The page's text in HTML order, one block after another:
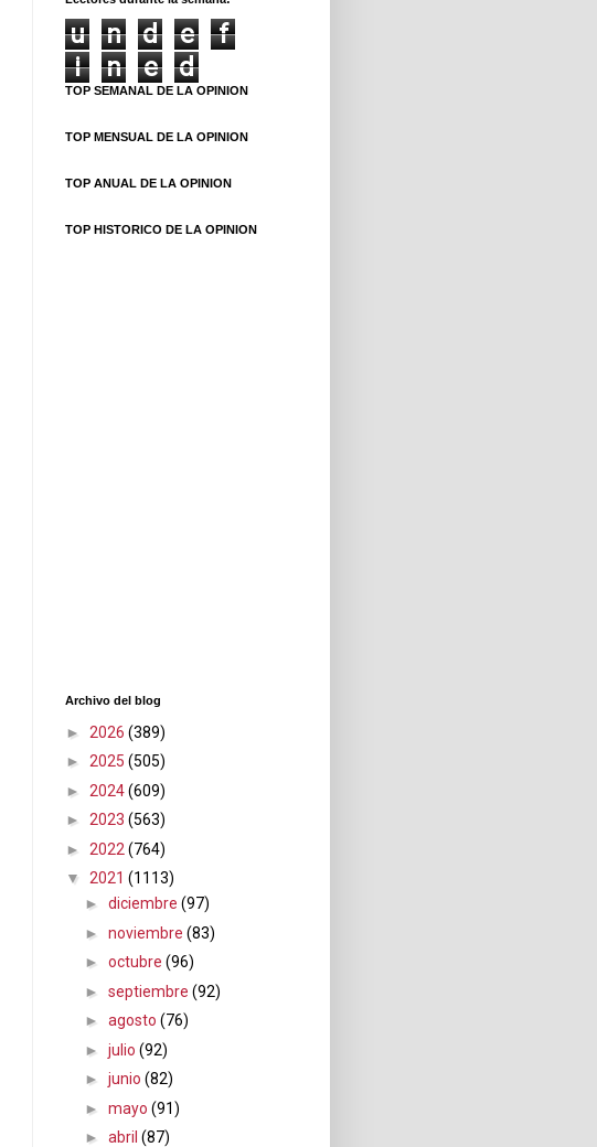
u n d e
f
i
n e d
TOP SEMANAL DE LA OPINION
TOP MENSUAL DE LA OPINION
TOP ANUAL DE LA OPINION
TOP HISTORICO DE LA OPINION
Archivo del blog
► 2026 (389)
► 2025 (505)
► 2024(609)
► 2023 (563)
► 2022 (764)
▼ 2021 (1113)
► diciembre (97)
► noviembre (83)
► octubre (96)
► septiembre (92)
► agosto (76)
► julio (92)
► junio (82)
► mayo (91)
► abril (87)